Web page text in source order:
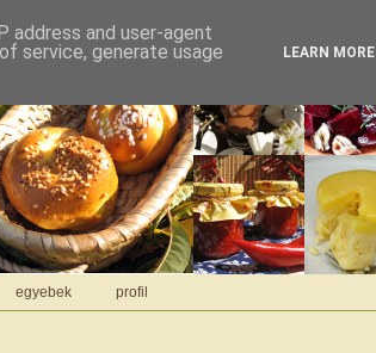
egyebek profil
address and user-agent
service, generate usage
LEARN MORE